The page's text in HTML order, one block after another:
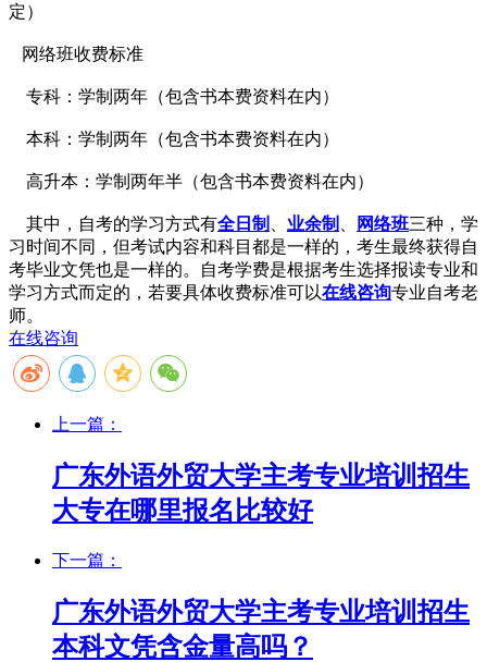
定）
网络班收费标准
专科： 学制两年（包含书本费资料在内）
本科： 学制两年（包含书本费资料在内）
高升本： 学制两年半（包含书本费资料在内）
其中，自考的学习方式有全日制 业余制 网络班三种，学
习时间不同，但考试内容和科目都是一样的，考生最终获得自
考毕业文凭也是一样的。自考学费是根据考生选择报读专业和
学习方式而定的， 若要具体收费标准可以在线咨询专业自考老
师。
在线咨询
上一篇：
广东外语外贸大学主考专业培训招生
大专在哪里报名比较好
下一篇：
广东外语外贸大学主考专业培训招生
本科文凭含金量高吗？